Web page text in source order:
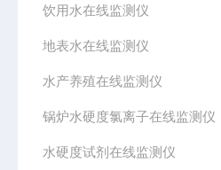
饮用水在线监测仪
地表水在线监测仪
水产养殖在线监测仪
锅炉水硬度氯离子在线监测仪
水硬度试剂在线监测仪